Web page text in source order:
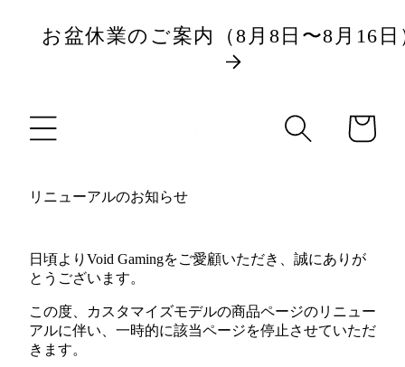
に
お盆休業のご案内（8月8日〜8月16日
ー
リニューアルのお知らせ
日頃よりVoid Gamingをご愛顧いただき、誠にありが
とうございます。
この度、カスタマイズモデルの商品ページのリニュー
アルに伴い、一時的に該当ページを停止させていただ
きます。